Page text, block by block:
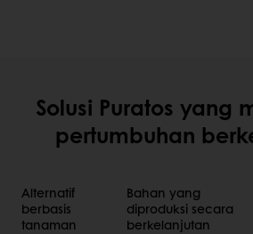
Solusi Puratos yang
pertumbuhan
Alternatif
berbasis
tanaman
Bahan yang
diproduksi secara
berkelanjutan